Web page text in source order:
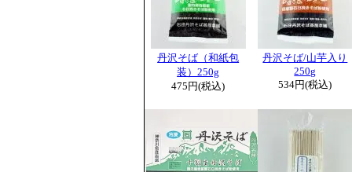
丹沢そば（和紙包
装）250g
475円(税込)
丹沢そば/山芋入り
250g
534円(税込)